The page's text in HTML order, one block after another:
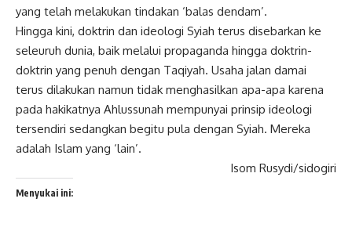
yang telah melakukan tindakan ‘balas dendam’.
Hingga kini, doktrin dan ideologi Syiah terus disebarkan ke
seleuruh dunia, baik melalui propaganda hingga doktrin-
doktrin yang penuh dengan Taqiyah. Usaha jalan damai
terus dilakukan namun tidak menghasilkan apa-apa karena
pada hakikatnya Ahlussunah mempunyai prinsip ideologi
tersendiri sedangkan begitu pula dengan Syiah. Mereka
adalah Islam yang ‘lain’.
Isom Rusydi/sidogiri
Menyukai ini: